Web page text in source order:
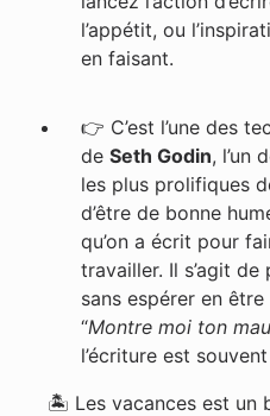
l’appétit, ou
en faisant.
👉 C’est l’une des
de Seth Godin, l’un
les plus prolifiques
d’être de bonne
qu’on a écrit pour
travailler. Il s’agit
sans espérer en
“Montre moi ton
l’écriture est
🏝 Les vacances est un